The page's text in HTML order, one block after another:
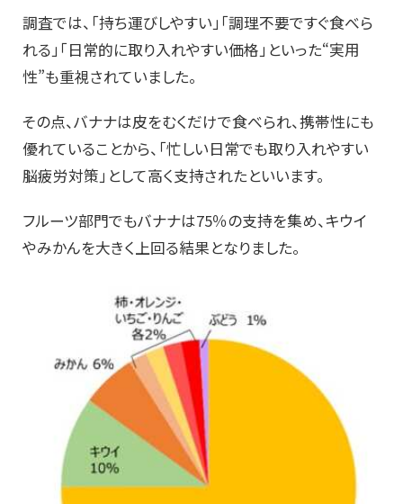
調査では、「持ち運びしやすい」「調理不要ですぐ食べら
れる」「日常的に取り入れやすい価格」といった“実用
性”も重視されていました。
その点、バナナは皮をむくだけで食べられ、携帯性にも
優れていることから、「忙しい日常でも取り入れやすい
脳疲労対策」として高く支持されたといいます。
フルーツ部門でもバナナは75％の支持を集め、キウイ
やみかんを大きく上回る結果となりました。